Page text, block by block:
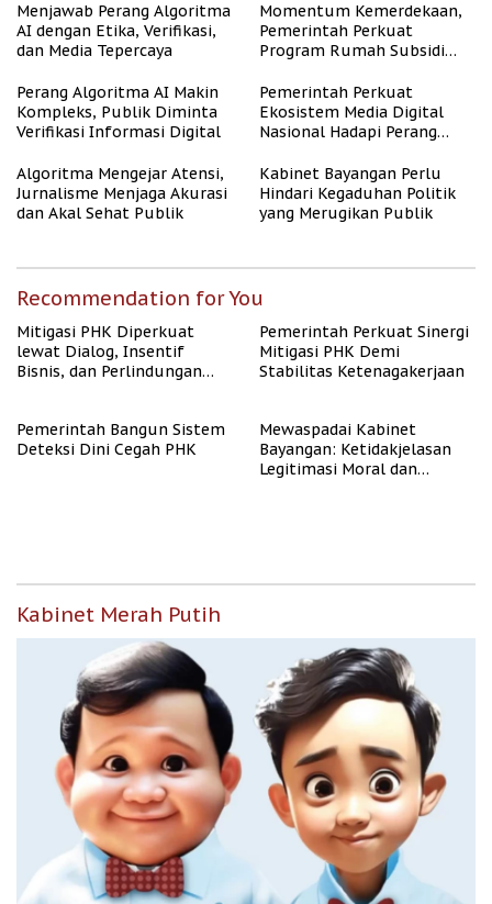
Menjawab Perang Algoritma
AI dengan Etika, Verifikasi,
dan Media Tepercaya
Momentum Kemerdekaan,
Pemerintah Perkuat
Program Rumah Subsidi
Berpenghasilan Rendah
Perang Algoritma AI Makin
Kompleks, Publik Diminta
Verifikasi Informasi Digital
Pemerintah Perkuat
Ekosistem Media Digital
Nasional Hadapi Perang
Algoritma Mengejar Atensi,
Jurnalisme Menjaga Akurasi
dan Akal Sehat Publik
Kabinet Bayangan Perlu
Hindari Kegaduhan Politik
yang Merugikan Publik
Recommendation for You
Mitigasi PHK Diperkuat
lewat Dialog, Insentif
Bisnis, dan Perlindungan
Pemerintah Perkuat Sinergi
Mitigasi PHK Demi
Stabilitas Ketenagakerjaan
Pemerintah Bangun Sistem
Deteksi Dini Cegah PHK
Mewaspadai Kabinet
Bayangan: Ketidakjelasan
Legitimasi Moral dan
Kabinet Merah Putih